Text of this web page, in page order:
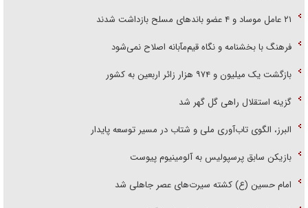
۲۱ عامل موساد و ۴ عضو باند‌های مسلح بازداشت شدند
فرهنگ با بخشنامه و نگاه قیم‌مآبانه اصلاح نمی‌شود
بازگشت یک میلیون و ۹۷۴ هزار زائر اربعین به کشور
گزینه استقلال راهی گل گهر شد
البرز، الگوی تاب‌آوری ملی و شتاب در مسیر توسعه پایدار
بازیکن سابق پرسپولیس به آلومینیوم پیوست
امام حسین (ع) کشته سیرت‌های عصر جاهلی شد